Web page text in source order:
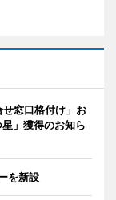
窓口格付け」お
」獲得のお知ら
を新設